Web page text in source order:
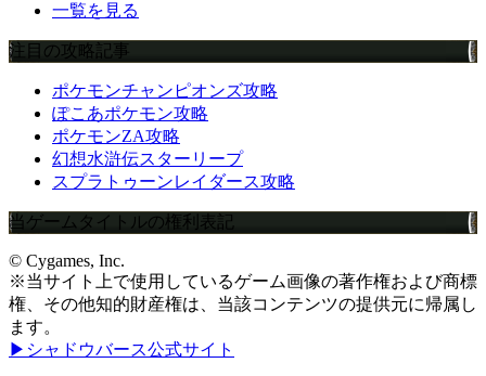
一覧を見る
注目の攻略記事
ポケモンチャンピオンズ攻略
ぽこあポケモン攻略
ポケモンZA攻略
幻想水滸伝スターリープ
スプラトゥーンレイダース攻略
当ゲームタイトルの権利表記
© Cygames, Inc.
※当サイト上で使用しているゲーム画像の著作権および商標
権、その他知的財産権は、当該コンテンツの提供元に帰属し
ます。
▶シャドウバース公式サイト